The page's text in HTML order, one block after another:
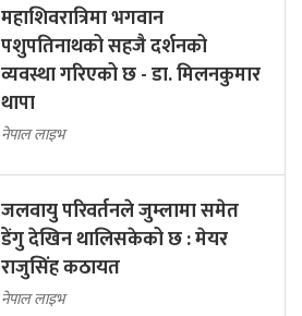
महाशिवरात्रिमा भगवान
पशुपतिनाथको सहजै दर्शनको
व्यवस्था गरिएको छ - डा. मिलनकुमार
थापा
नेपाल लाइभ
जलवायु परिवर्तनले जुम्लामा समेत
डेंगु देखिन थालिसकेको छ : मेयर
राजुसिंह कठायत
नेपाल लाइभ